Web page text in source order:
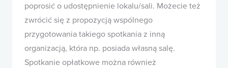
poprosić o udostępnienie lokalu/sali. Możecie też
zwrócić się z propozycją wspólnego
przygotowania takiego spotkania z inną
organizacją, która np. posiada własną salę.
Spotkanie opłatkowe można również